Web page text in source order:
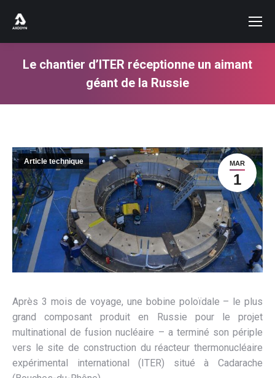
Le chantier d’ITER réceptionne un aimant
géant de la Russie
MAR
1
Article technique
Après 3 mois de voyage, une bobine poloïdale – le plus
grand composant produit en Russie pour le projet
multinational de fusion nucléaire – a terminé son périple
vers le site de construction du réacteur thermonucléaire
expérimental international (ITER) situé à Cadarache